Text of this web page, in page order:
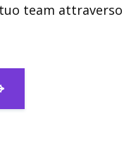
team attraverso